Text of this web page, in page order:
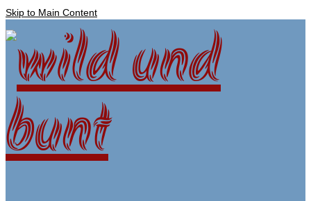
Skip to Main Content